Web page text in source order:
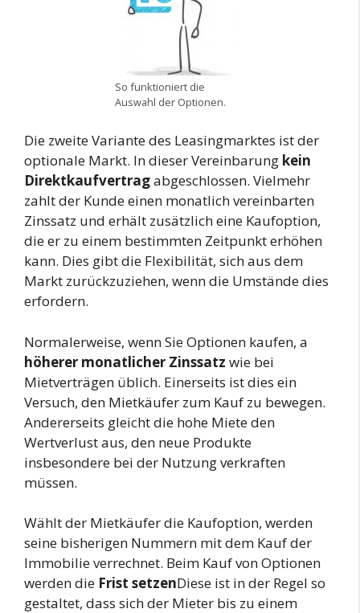
So funktioniert die
Auswahl der Optionen.
Die zweite Variante des Leasingmarktes ist der
optionale Markt. In dieser Vereinbarung kein
Direktkaufvertragabgeschlossen. Vielmehr
zahlt der Kunde einen monatlich vereinbarten
Zinssatz und erhält zusätzlich eine Kaufoption,
die er zu einem bestimmten Zeitpunkt erhöhen
kann. Dies gibt die Flexibilität, sich aus dem
Markt zurückzuziehen, wenn die Umstände dies
erfordern.
Normalerweise, wenn Sie Optionen kaufen, a
höherer monatlicher Zinssatz wie bei
Mietverträgen üblich. Einerseits ist dies ein
Versuch, den Mietkäufer zum Kauf zu bewegen.
Andererseits gleicht die hohe Miete den
Wertverlust aus, den neue Produkte
insbesondere bei der Nutzung verkraften
müssen.
Wählt der Mietkäufer die Kaufoption, werden
seine bisherigen Nummern mit dem Kauf der
Immobilie verrechnet. Beim Kauf von Optionen
werden die Frist setzenDiese ist in der Regel so
gestaltet, dass sich der Mieter bis zu einem